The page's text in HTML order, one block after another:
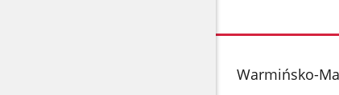
stopka
Warmińsko-